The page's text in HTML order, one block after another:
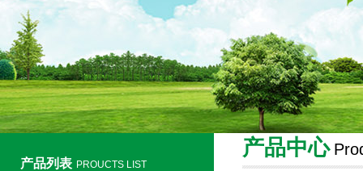
产品列表 PROUCTS LIST
产品中心